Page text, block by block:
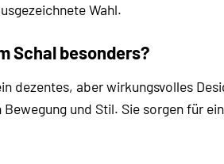
Wahl.
Schal besonders?
dezentes, aber wirkungsvolles
und Stil. Sie sorgen für